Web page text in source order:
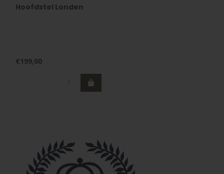
Hoofdstel Londen
€199,00